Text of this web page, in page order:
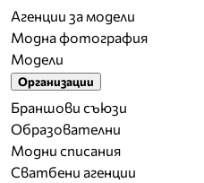
Агенции за модели
Модна фотография
Модели
Организации
Браншови съюзи
Образователни
Модни списания
Сватбени агенции